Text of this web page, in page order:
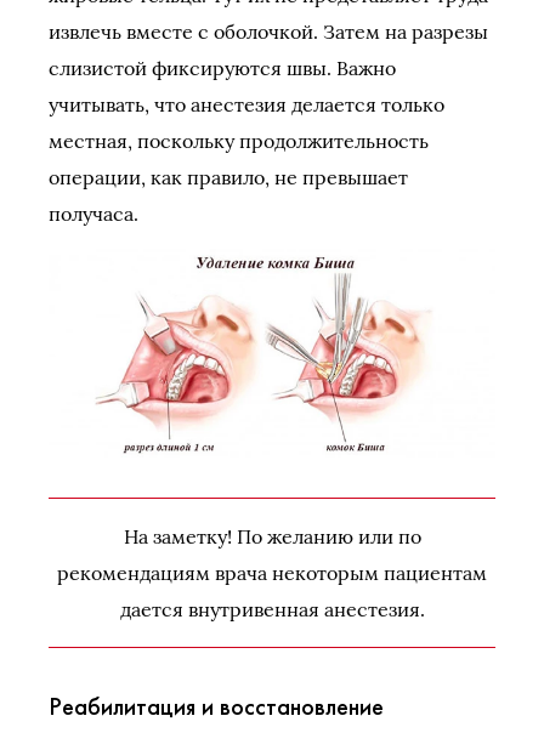
извлечь вместе с оболочкой. Затем на разрезы
слизистой фиксируются швы. Важно
учитывать, что анестезия делается только
местная, поскольку продолжительность
операции, как правило, не превышает
получаса.
На заметку! По желанию или по
рекомендациям врача некоторым пациентам
дается внутривенная анестезия.
Реабилитация и восстановление